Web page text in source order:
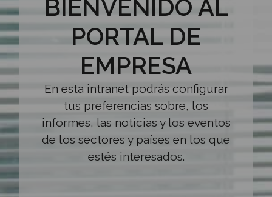
BIENVENIDO AL
PORTAL DE
EMPRESA
En esta intranet podrás configurar
tus preferencias sobre, los
informes, las noticias y los eventos
de los sectores y países en los que
estés interesados.